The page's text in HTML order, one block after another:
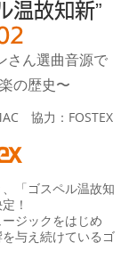
温故知新”
さん選曲音源で
の歴史〜
協力：FOSTEX
「ゴスペル温故知
！
ジックをはじめ
与え続けているゴ